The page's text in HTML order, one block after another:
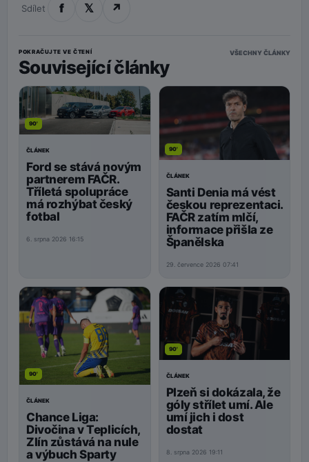
Sdílet f 𝕏 ↗
POKRAČUJTE VE ČTENÍ
Související články
VŠECHNY ČLÁNKY
90'
ČLÁNEK
Ford se stává novým
partnerem FAČR.
Tříletá spolupráce
má rozhýbat český
fotbal
6. srpna 2026 16:15
90'
ČLÁNEK
Santi Denia má vést
českou reprezentaci.
FAČR zatím mlčí,
informace přišla ze
Španělska
29. července 2026 07:41
90'
ČLÁNEK
Chance Liga:
Divočina v Teplicích,
Zlín zůstává na nule
a výbuch Sparty
90'
ČLÁNEK
Plzeň si dokázala, že
góly střílet umí. Ale
umí jich i dost
dostat
8. srpna 2026 19:11